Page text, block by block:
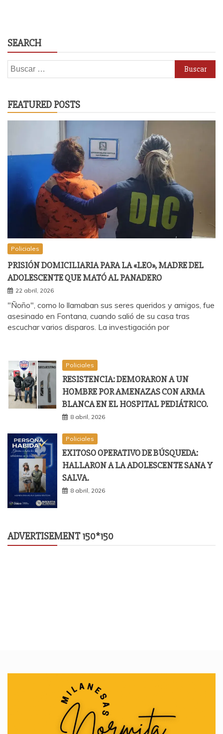
SEARCH
Buscar:
FEATURED POSTS
Policiales
PRISIÓN DOMICILIARIA PARA LA «LEO», MADRE DEL
ADOLESCENTE QUE MATÓ AL PANADERO
22 abril, 2026
"Ñoño", como lo llamaban sus seres queridos y amigos, fue
asesinado en Fontana, cuando salió de su casa tras
escuchar varios disparos. La investigación por
Policiales
RESISTENCIA: DEMORARON A UN
HOMBRE POR AMENAZAS CON ARMA
BLANCA EN EL HOSPITAL PEDIÁTRICO.
8 abril, 2026
Policiales
EXITOSO OPERATIVO DE BÚSQUEDA:
HALLARON A LA ADOLESCENTE SANA Y
SALVA.
8 abril, 2026
ADVERTISEMENT 150*150